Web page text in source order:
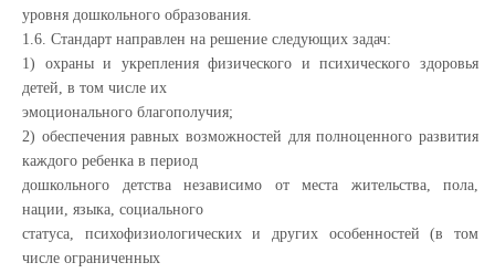
уровня дошкольного образования.
1.6. Стандарт направлен на решение следующих задач:
1) охраны и укрепления физического и психического здоровья
детей, в том числе их
эмоционального благополучия;
2) обеспечения равных возможностей для полноценного развития
каждого ребенка в период
дошкольного детства независимо от места жительства, пола,
нации, языка, социального
статуса, психофизиологических и других особенностей (в том
числе ограниченных